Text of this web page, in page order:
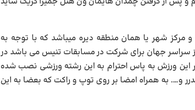
در نزدیکی فرودگاه و مرکز شهر یا همان منطقه دیره میباشد که با توجه به
سراسر جهان برای شرکت در مسابقات تنیس می باشد در
ورزش به پاس احترام به این رشته ورزشی نصب شده
و…. به همراه امضا بر روی توپ و راکت که بعضا به این